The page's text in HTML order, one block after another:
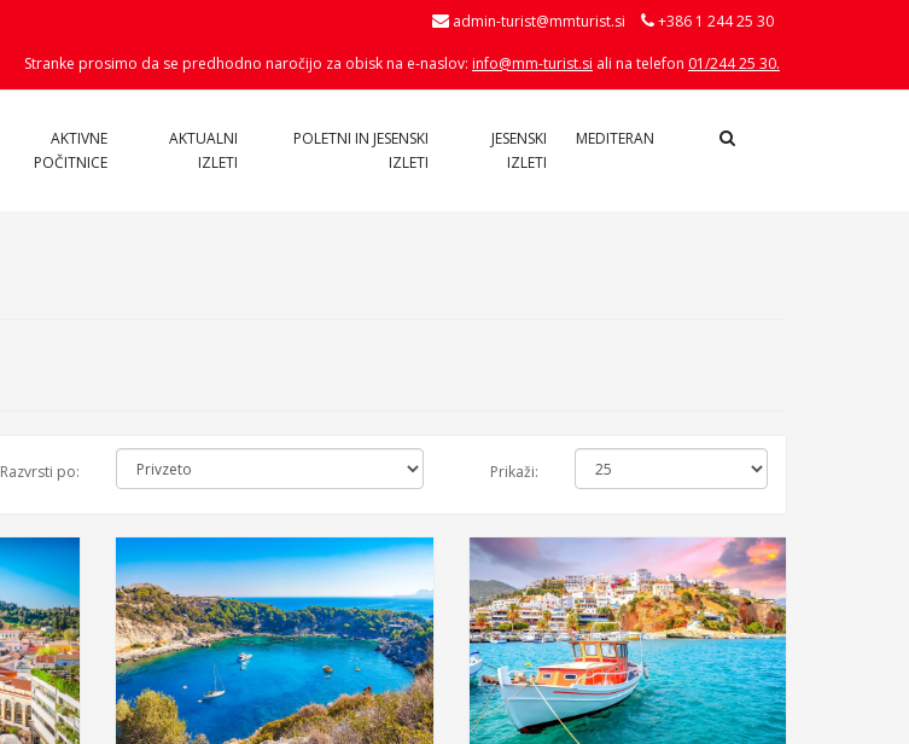
admin-turist@mmturist.si +386 1 244 25 30
Stranke prosimo da se predhodno naročijo za obisk na e-naslov: info@mm-turist.si ali na telefon 01/244 25 30.
AKTIVNE
POČITNICE
AKTUALNI
IZLETI
POLETNI IN JESENSKI
IZLETI
JESENSKI
IZLETI
MEDITERAN
Razvrsti po: Prikaži: